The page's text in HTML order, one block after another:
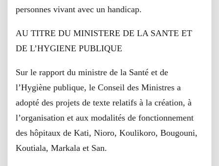
personnes vivant avec un handicap.
AU TITRE DU MINISTERE DE LA SANTE ET
DE L’HYGIENE PUBLIQUE
Sur le rapport du ministre de la Santé et de
l’Hygiène publique, le Conseil des Ministres a
adopté des projets de texte relatifs à la création, à
l’organisation et aux modalités de fonctionnement
des hôpitaux de Kati, Nioro, Koulikoro, Bougouni,
Koutiala, Markala et San.